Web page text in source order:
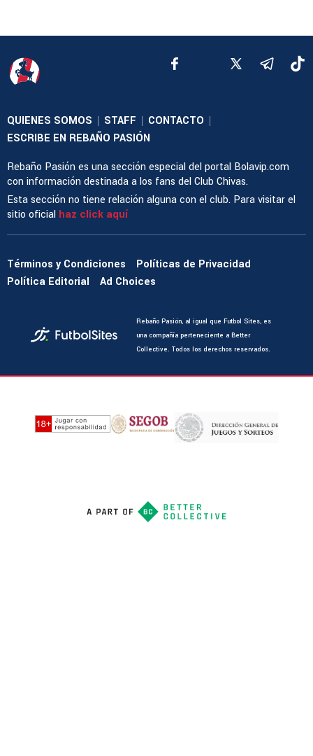
QUIENES SOMOS | STAFF | CONTACTO |
ESCRIBE EN REBAÑO PASIÓN
Rebaño Pasión es una sección especial del portal Bolavip.com
con información destinada a los fans del Club Chivas.
Esta sección no tiene relación alguna con el club. Para visitar el
sitio oficial haz click aquí
Términos y Condiciones
Políticas de Privacidad
Política Editorial
Ad Choices
Rebaño Pasión, al igual que Futbol Sites, es
una compañía perteneciente a Better
Collective. Todos los derechos reservados.